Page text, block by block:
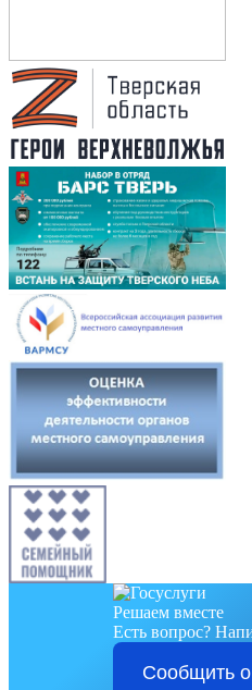
Решаем вместе
Есть вопрос?
Сообщить